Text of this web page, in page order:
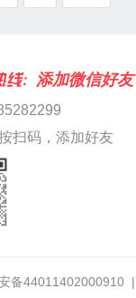
添加微信好友
扫码，添加好友
备44011402000910|